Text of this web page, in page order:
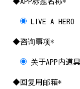
LIVE A HERO
◆咨询事项*
关于APP内道
◆回复用邮箱*